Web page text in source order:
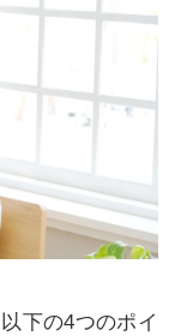
下の4つのポイ